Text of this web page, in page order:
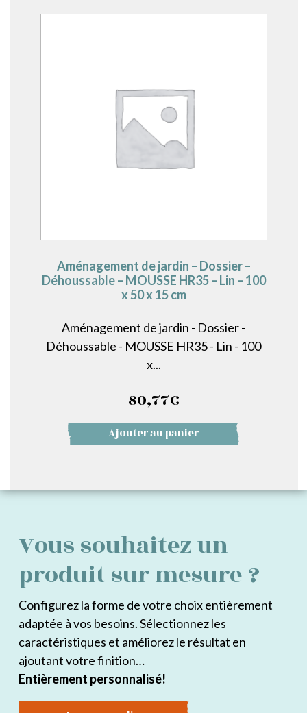
Aménagement de jardin – Dossier –
Déhoussable – MOUSSE HR35 – Lin – 100
x 50 x 15 cm
Aménagement de jardin - Dossier -
Déhoussable - MOUSSE HR35 - Lin - 100
x...
80,77€
Ajouter au panier
Vous souhaitez un
produit sur mesure ?
Configurez la forme de votre choix entièrement
adaptée à vos besoins. Sélectionnez les
caractéristiques et améliorez le résultat en
ajoutant votre finition…
Entièrement personnalisé!